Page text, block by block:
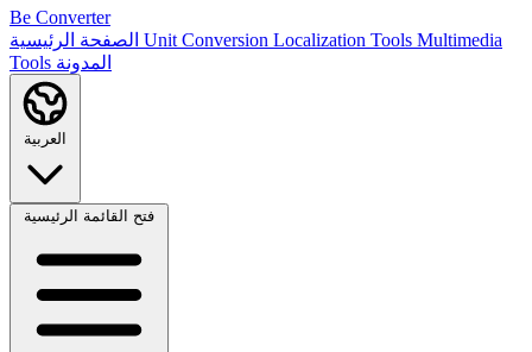
Be Converter
Unit Conversion Localization Tools Multimedia
Tools المدونة
العربية
فتح القائمة الرئيسية